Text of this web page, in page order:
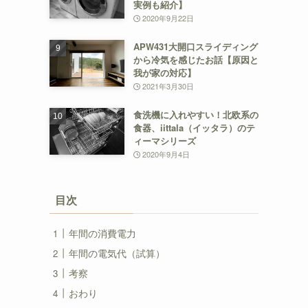
実例も紹介】
2020年9月22日
APW431大開口スライディング
から冷気を感じたお話【原因と
我が家の対応】
2021年3月30日
食洗機に入れやすい！北欧系の
食器、iittala（イッタラ）のテ
ィーマシリーズ
2020年9月4日
目次
年間の消費電力
年間の電気代（試算）
考察
おわり